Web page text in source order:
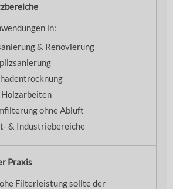
in:
& Renovierung
Holzarbeiten
ohne Abluft
& Industriebereiche
Praxis
Filterleistung sollte der